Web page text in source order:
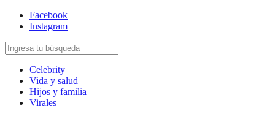
Facebook
Instagram
Celebrity
Vida y salud
Hijos y familia
Virales